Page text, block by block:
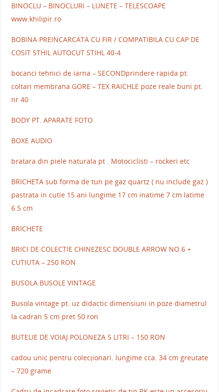
BINOCLU – BINOCLURI – LUNETE – TELESCOAPE
www.khilipir.ro
BOBINA PREINCARCATA CU FIR / COMPATIBILA CU CAP DE
COSIT STHIL AUTOCUT STIHL 40-4
bocanci tehnici de iarna – SECONDprindere rapida pt.
coltari membrana GORE – TEX RAICHLE poze reale buni pt.
nr 40
BODY PT. APARATE FOTO
BOXE AUDIO
bratara din piele naturala pt . Motociclisti – rockeri etc
BRICHETA sub forma de tun pe gaz quartz ( nu include gaz )
pastrata in cutie 15 ani lungime 17 cm inatime 7 cm latime
6.5 cm
BRICHETE
BRICI DE COLECTIE CHINEZESC DOUBLE ARROW NO.6 +
CUTIUTA – 250 RON
BUSOLA BUSOLE VINTAGE
Busola vintage pt. uz didactic dimensiuni in poze diametrul
la cadran 5 cm pret 50 ron
BUTELIE DE VOIAJ POLONEZA 5 LITRI – 150 RON
cadou unic pentru colecționari. lungime cca. 34 cm greutate
– 720 grame